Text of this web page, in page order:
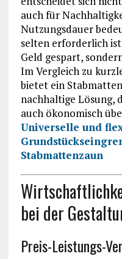
auch für
Nutzungsdauer
selten erforderlich
Geld gespart,
Im Vergleich zu
bietet ein
nachhaltige Lösung,
auch ökonomisch
Universelle und
Stabmattenzaun
bei der
Preis-Leistungs-